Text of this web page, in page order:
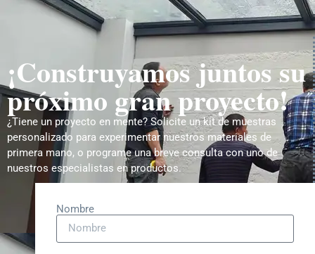
¡Construyamos juntos su
próximo gran proyecto!
¿Tiene un proyecto en mente? Solicite un kit de muestras
personalizado para experimentar nuestros materiales de
primera mano, o programe una breve consulta con uno de
nuestros especialistas en productos.
Nombre